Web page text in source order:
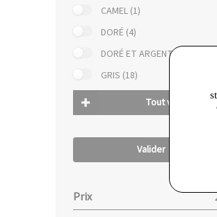
CAMEL (1)
DORÉ (4)
DORÉ ET ARGENT (2)
GRIS (18)
Tout voir
Valider
Prix